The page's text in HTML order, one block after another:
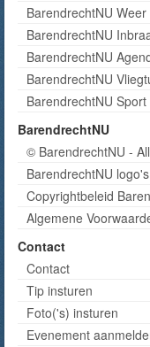
BarendrechtNU Weer
BarendrechtNU
BarendrechtNU
BarendrechtNU
BarendrechtNU Sport
BarendrechtNU
© BarendrechtNU -
BarendrechtNU
Copyrightbeleid
Algemene
Contact
Contact
Tip insturen
Foto('s) insturen
Evenement